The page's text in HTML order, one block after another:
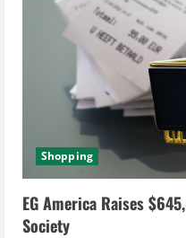
Shopping
EG America Raises
Society